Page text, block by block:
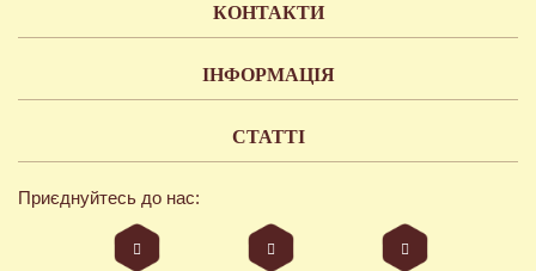
КОНТАКТИ
ІНФОРМАЦІЯ
СТАТТІ
Приєднуйтесь до нас: